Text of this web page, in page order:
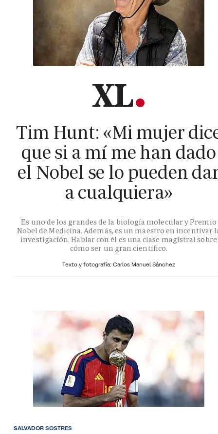
Tim Hunt: «Mi mujer
que si a mí me han dado
el Nobel se lo pueden
a cualquiera»
Es uno de los grandes de la biología molecular y Premio
Nobel de Medicina. Además, es un maestro en incentivar
investigación. Hablar con él es una clase magistral sobre
cómo ser un gran científico.
Texto y fotografía: Carlos Manuel Sánchez
SALVADOR SOSTRES